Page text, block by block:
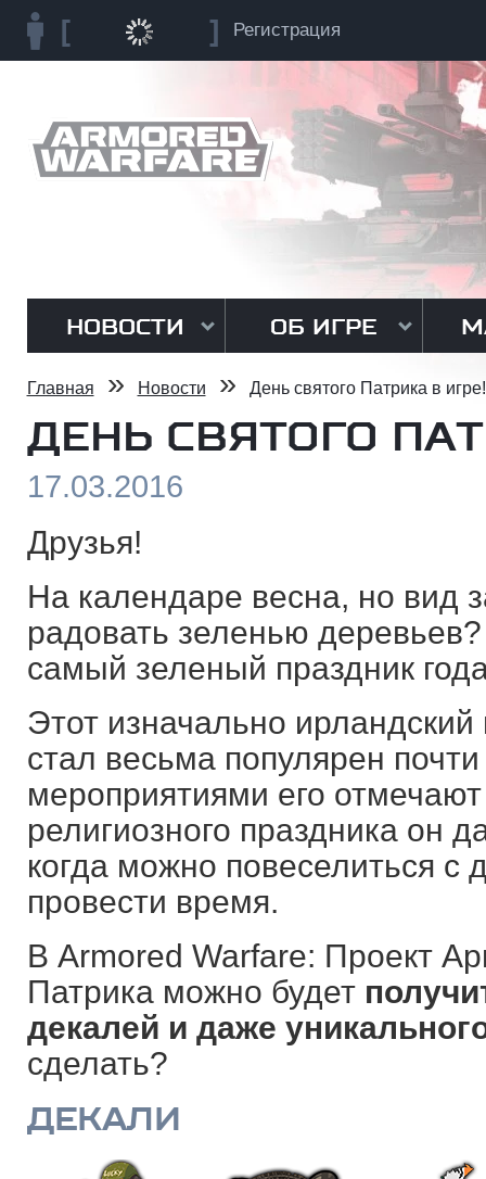
Регистрация
НОВОСТИ ОБ ИГРЕ
Главная » Новости » День святого Патрика в игре!
ДЕНЬ СВЯТОГО
17.03.2016
Друзья!
На календаре весна, но вид
радовать зеленью
самый зеленый праздник
Этот изначально
стал весьма популярен
мероприятиями его
религиозного праздника он
когда можно повеселиться с
провести время.
В Armored Warfare: Проект
Патрика можно будет
декалей и даже
сделать?
ДЕКАЛИ